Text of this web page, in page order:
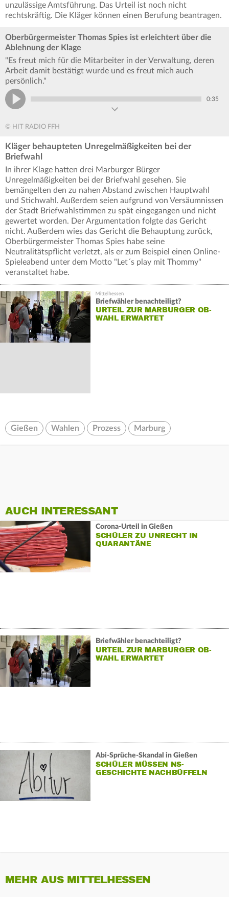
unzulässige Amtsführung. Das Urteil ist noch nicht
rechtskräftig. Die Kläger können einen Berufung beantragen.
Oberbürgermeister Thomas Spies ist erleichtert über die
Ablehnung der Klage
"Es freut mich für die Mitarbeiter in der Verwaltung, deren
Arbeit damit bestätigt wurde und es freut mich auch
persönlich."
0:35
© HIT RADIO FFH
Kläger behaupteten Unregelmäßigkeiten bei der
Briefwahl
In ihrer Klage hatten drei Marburger Bürger
Unregelmäßigkeiten bei der Briefwahl gesehen. Sie
bemängelten den zu nahen Abstand zwischen Hauptwahl
und Stichwahl. Außerdem seien aufgrund von Versäumnissen
der Stadt Briefwahlstimmen zu spät eingegangen und nicht
gewertet worden. Der Argumentation folgte das Gericht
nicht. Außerdem wies das Gericht die Behauptung zurück,
Oberbürgermeister Thomas Spies habe seine
Neutralitätspflicht verletzt, als er zum Beispiel einen Online-
Spieleabend unter dem Motto "Let´s play mit Thommy"
veranstaltet habe.
Briefwähler benachteiligt?
URTEIL ZUR MARBURGER OB-
WAHL ERWARTET
Gießen Wahlen Prozess Marburg
AUCH INTERESSANT
Corona-Urteil in Gießen
SCHÜLER ZU UNRECHT IN
QUARANTÄNE
Briefwähler benachteiligt?
URTEIL ZUR MARBURGER OB-
WAHL ERWARTET
Abi-Sprüche-Skandal in Gießen
SCHÜLER MÜSSEN NS-
GESCHICHTE NACHBÜFFELN
MEHR AUS MITTELHESSEN